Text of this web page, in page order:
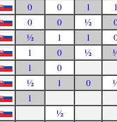
0 0 1
0 0 ½
½ 1 1
1 0 ½
1
0
½ 1 0
1
½